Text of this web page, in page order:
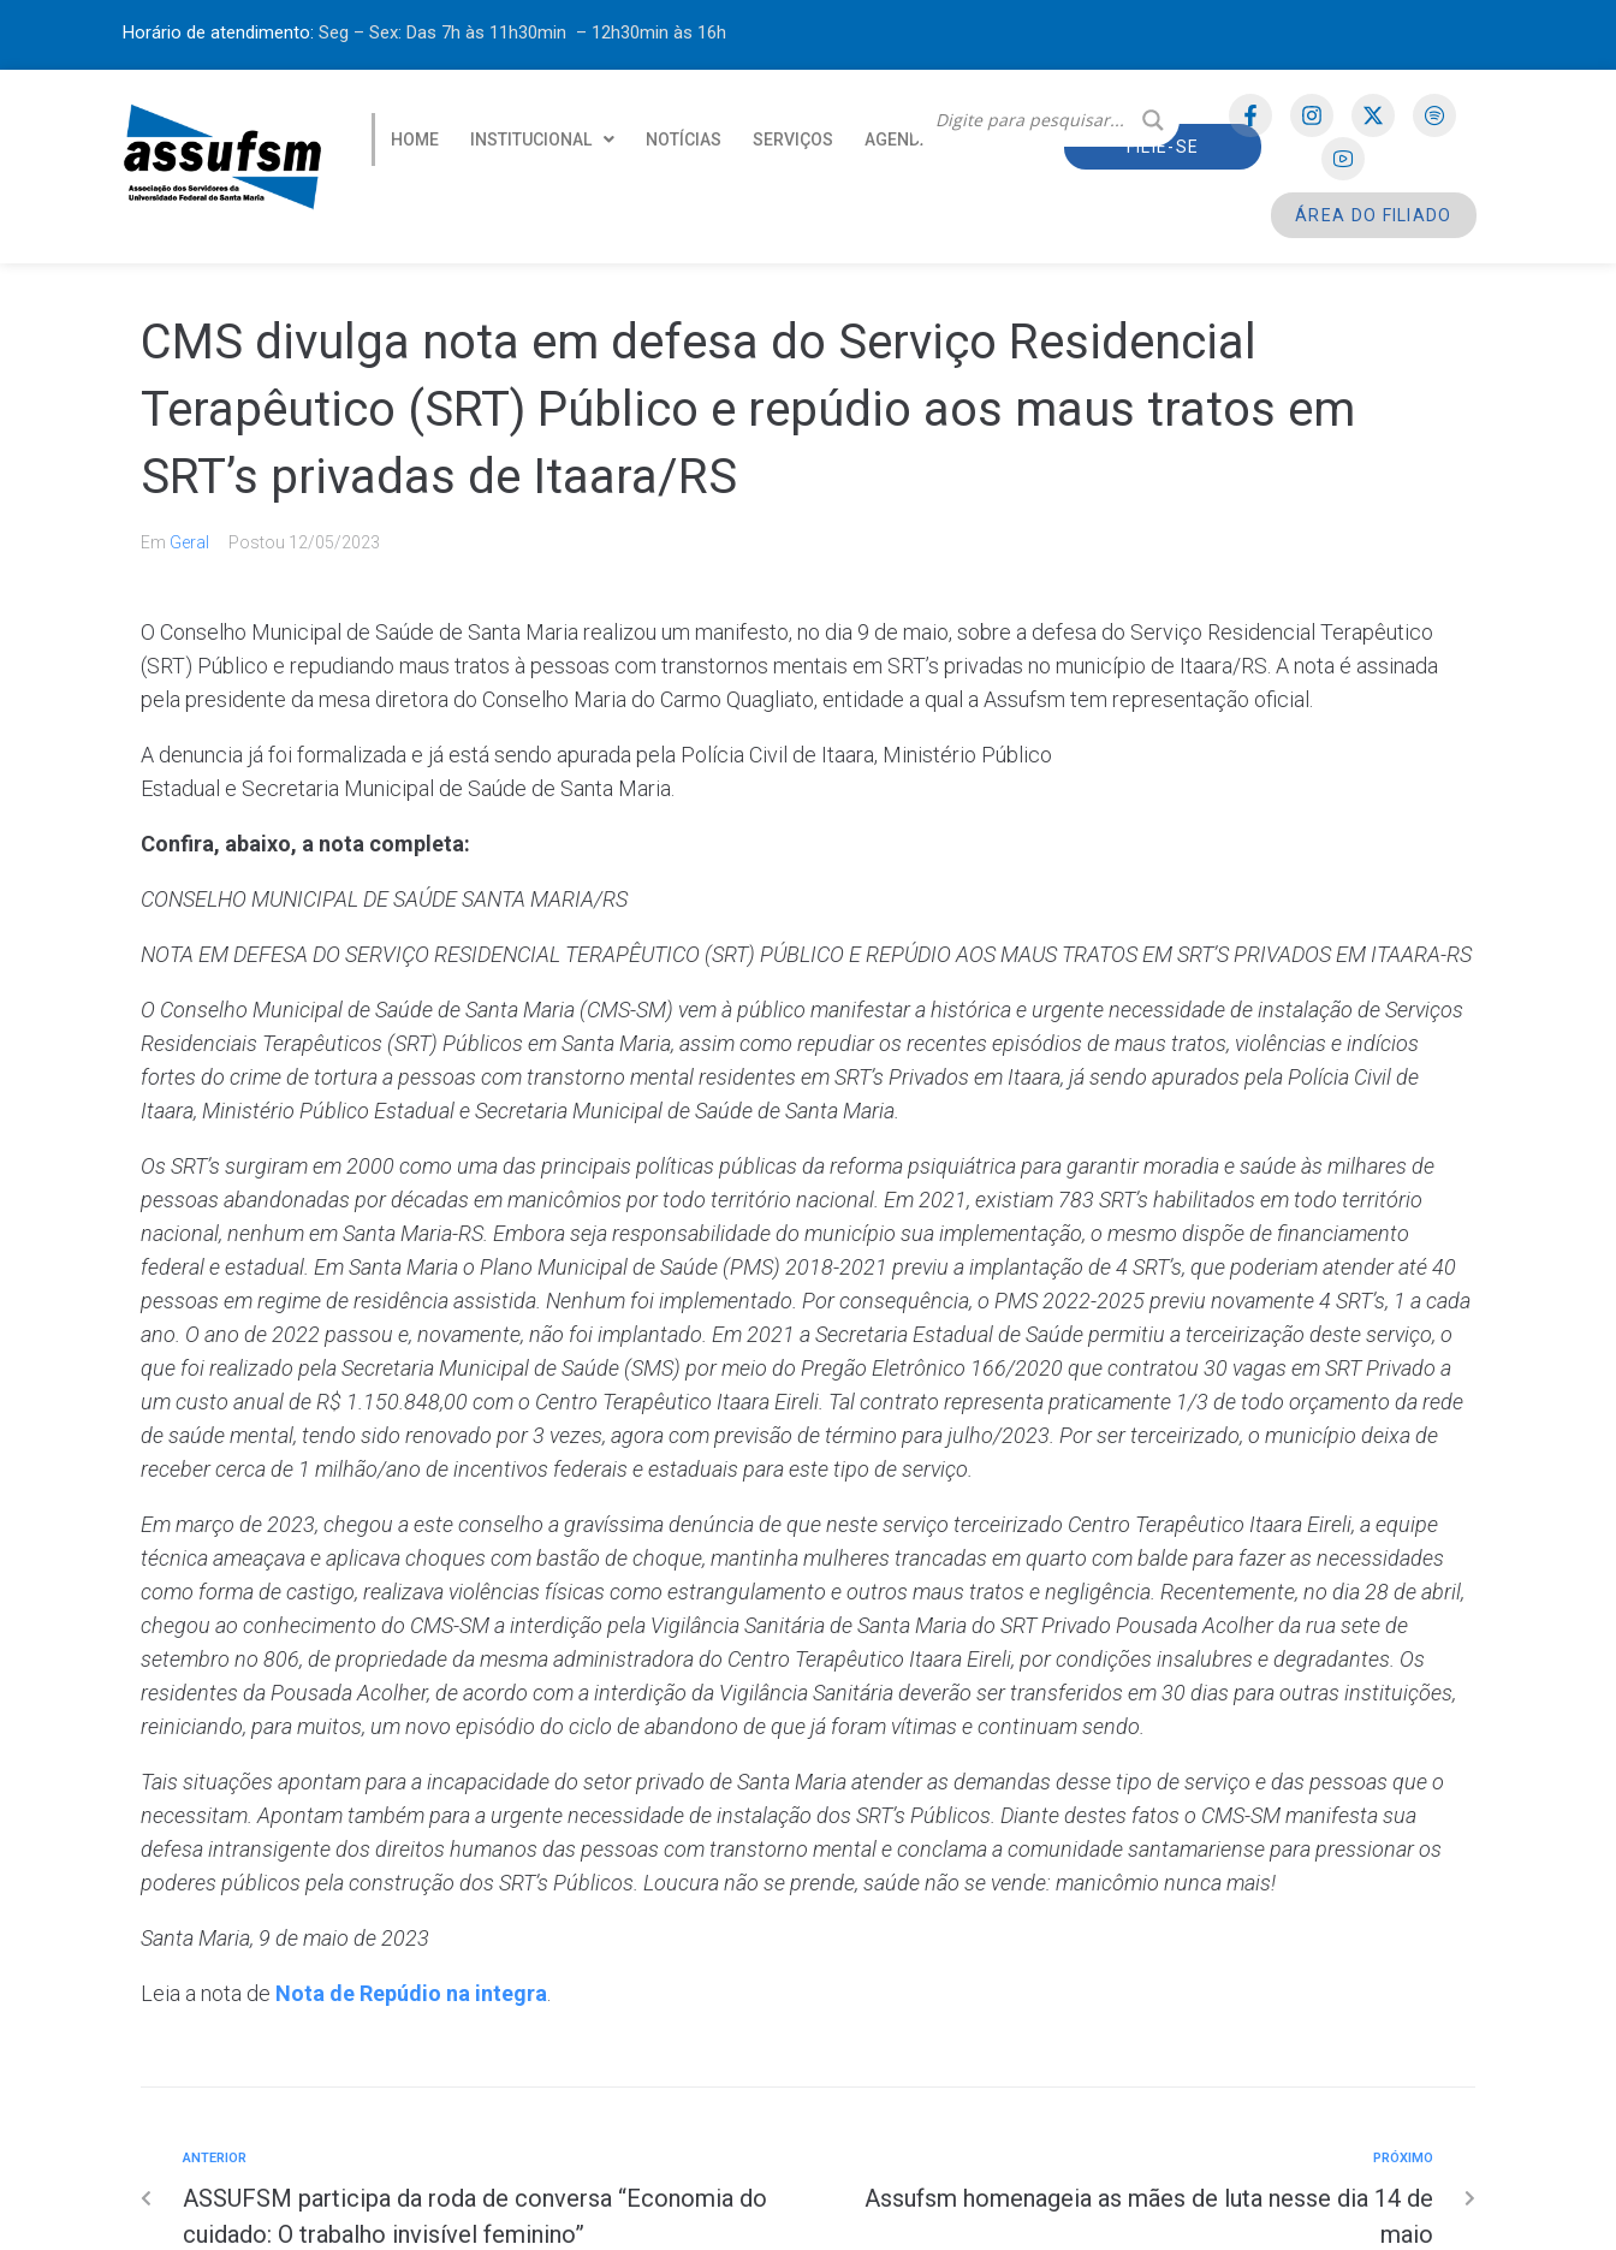
Horário de atendimento: Seg – Sex: Das 7h às 11h30min – 12h30min às 16h
HOME INSTITUCIONAL NOTÍCIAS SERVIÇOS AGENDA FILIE-SE
ÁREA DO FILIADO
CMS divulga nota em defesa do Serviço Residencial
Terapêutico (SRT) Público e repúdio aos maus tratos em
SRT’s privadas de Itaara/RS
Em Geral Postou 12/05/2023
O Conselho Municipal de Saúde de Santa Maria realizou um manifesto, no dia 9 de maio, sobre a defesa do Serviço Residencial Terapêutico
(SRT) Público e repudiando maus tratos à pessoas com transtornos mentais em SRT’s privadas no município de Itaara/RS. A nota é assinada
pela presidente da mesa diretora do Conselho Maria do Carmo Quagliato, entidade a qual a Assufsm tem representação oficial.
A denuncia já foi formalizada e já está sendo apurada pela Polícia Civil de Itaara, Ministério Público
Estadual e Secretaria Municipal de Saúde de Santa Maria.
Confira, abaixo, a nota completa:
CONSELHO MUNICIPAL DE SAÚDE SANTA MARIA/RS
NOTA EM DEFESA DO SERVIÇO RESIDENCIAL TERAPÊUTICO (SRT) PÚBLICO E REPÚDIO AOS MAUS TRATOS EM SRT’S PRIVADOS EM ITAARA-RS
O Conselho Municipal de Saúde de Santa Maria (CMS-SM) vem à público manifestar a histórica e urgente necessidade de instalação de Serviços
Residenciais Terapêuticos (SRT) Públicos em Santa Maria, assim como repudiar os recentes episódios de maus tratos, violências e indícios
fortes do crime de tortura a pessoas com transtorno mental residentes em SRT’s Privados em Itaara, já sendo apurados pela Polícia Civil de
Itaara, Ministério Público Estadual e Secretaria Municipal de Saúde de Santa Maria.
Os SRT’s surgiram em 2000 como uma das principais políticas públicas da reforma psiquiátrica para garantir moradia e saúde às milhares de
pessoas abandonadas por décadas em manicômios por todo território nacional. Em 2021, existiam 783 SRT’s habilitados em todo território
nacional, nenhum em Santa Maria-RS. Embora seja responsabilidade do município sua implementação, o mesmo dispõe de financiamento
federal e estadual. Em Santa Maria o Plano Municipal de Saúde (PMS) 2018-2021 previu a implantação de 4 SRT’s, que poderiam atender até 40
pessoas em regime de residência assistida. Nenhum foi implementado. Por consequência, o PMS 2022-2025 previu novamente 4 SRT’s, 1 a cada
ano. O ano de 2022 passou e, novamente, não foi implantado. Em 2021 a Secretaria Estadual de Saúde permitiu a terceirização deste serviço, o
que foi realizado pela Secretaria Municipal de Saúde (SMS) por meio do Pregão Eletrônico 166/2020 que contratou 30 vagas em SRT Privado a
um custo anual de R$ 1.150.848,00 com o Centro Terapêutico Itaara Eireli. Tal contrato representa praticamente 1/3 de todo orçamento da rede
de saúde mental, tendo sido renovado por 3 vezes, agora com previsão de término para julho/2023. Por ser terceirizado, o município deixa de
receber cerca de 1 milhão/ano de incentivos federais e estaduais para este tipo de serviço.
Em março de 2023, chegou a este conselho a gravíssima denúncia de que neste serviço terceirizado Centro Terapêutico Itaara Eireli, a equipe
técnica ameaçava e aplicava choques com bastão de choque, mantinha mulheres trancadas em quarto com balde para fazer as necessidades
como forma de castigo, realizava violências físicas como estrangulamento e outros maus tratos e negligência. Recentemente, no dia 28 de abril,
chegou ao conhecimento do CMS-SM a interdição pela Vigilância Sanitária de Santa Maria do SRT Privado Pousada Acolher da rua sete de
setembro no 806, de propriedade da mesma administradora do Centro Terapêutico Itaara Eireli, por condições insalubres e degradantes. Os
residentes da Pousada Acolher, de acordo com a interdição da Vigilância Sanitária deverão ser transferidos em 30 dias para outras instituições,
reiniciando, para muitos, um novo episódio do ciclo de abandono de que já foram vítimas e continuam sendo.
Tais situações apontam para a incapacidade do setor privado de Santa Maria atender as demandas desse tipo de serviço e das pessoas que o
necessitam. Apontam também para a urgente necessidade de instalação dos SRT’s Públicos. Diante destes fatos o CMS-SM manifesta sua
defesa intransigente dos direitos humanos das pessoas com transtorno mental e conclama a comunidade santamariense para pressionar os
poderes públicos pela construção dos SRT’s Públicos. Loucura não se prende, saúde não se vende: manicômio nunca mais!
Santa Maria, 9 de maio de 2023
Leia a nota de Nota de Repúdio na integra
ANTERIOR
ASSUFSM participa da roda de conversa “Economia do
cuidado: O trabalho invisível feminino”
PRÓXIMO
Assufsm homenageia as mães de luta nesse dia 14 de
maio